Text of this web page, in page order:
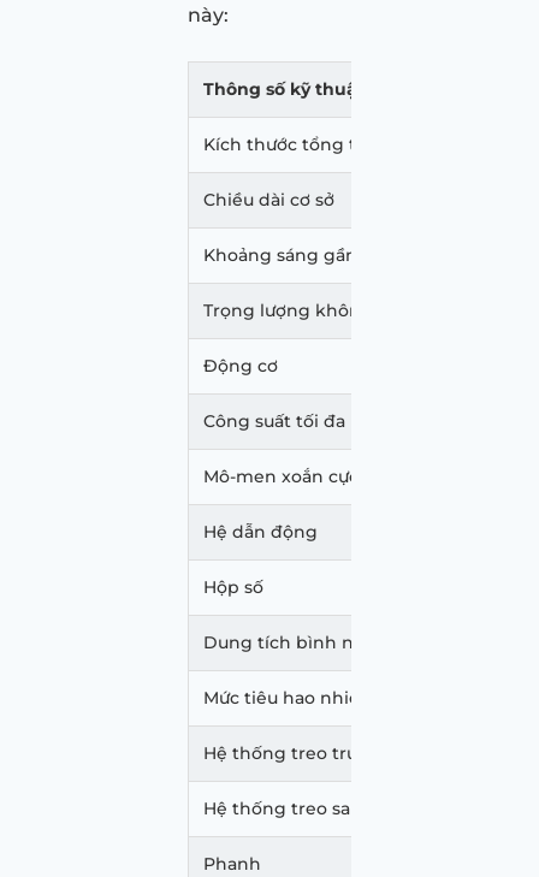
này:
Thông số kỹ thuật
Kích thước tổng thể (DxRxC)
Chiều dài cơ sở
Khoảng sáng gầm xe
Trọng lượng không tải
Động cơ
Công suất tối đa
Mô-men xoắn cực đại
Hệ dẫn động
Hộp số
Dung tích bình nhiên liệu
Mức tiêu hao nhiên liệu
Hệ thống treo trước
Hệ thống treo sau
Phanh